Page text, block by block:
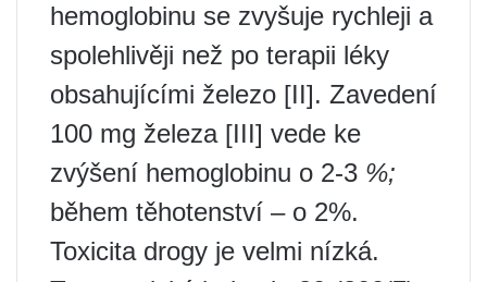
hemoglobinu se zvyšuje rychleji a
spolehlivěji než po terapii léky
obsahujícími železo [II]. Zavedení
100 mg železa [III] vede ke
zvýšení hemoglobinu o 2-3 %;
během těhotenství – o 2%.
Toxicita drogy je velmi nízká.